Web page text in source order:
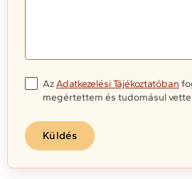
AzAdatkezelési Tájékoztatóban
megértettem és tudomásul
Küldés